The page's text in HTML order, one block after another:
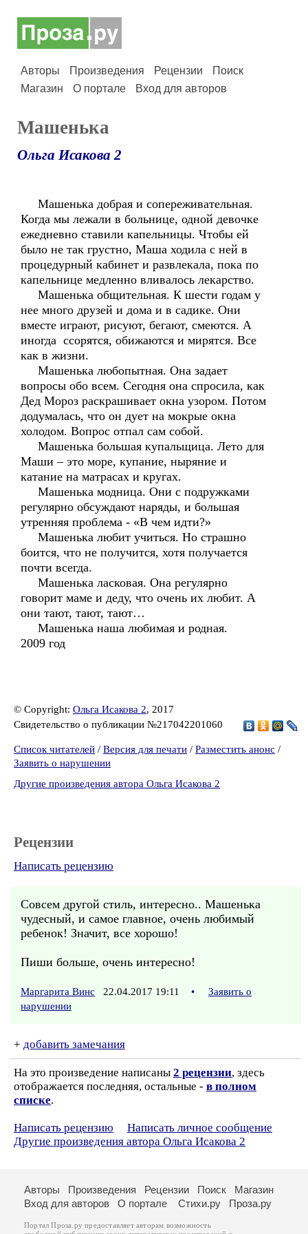
Авторы Произведения Рецензии
Поиск
Магазин
О портале Вход для авторов
Машенька
Ольга Исакова 2
Машенька добрая и сопереживательная.
Когда мы лежали в больнице, одной девочке
ежедневно ставили капельницы. Чтобы ей
было не так грустно, Маша ходила с ней в
процедурный кабинет и развлекала, пока по
капельнице медленно вливалось лекарство.
Машенька общительная. К шести годам у
нее много друзей и дома и в садике. Они
вместе играют, рисуют, бегают, смеются. А
иногда ссорятся, обижаются и мирятся. Все
как в жизни.
Машенька любопытная. Она задает
вопросы обо всем. Сегодня она спросила, как
Дед Мороз раскрашивает окна узором. Потом
додумалась, что он дует на мокрые окна
холодом. Вопрос отпал сам собой.
Машенька большая купальщица. Лето для
Маши – это море, купание, ныряние и
катание на матрасах и кругах.
Машенька модница. Они с подружками
регулярно обсуждают наряды, и большая
утренняя проблема - «В чем идти?»
Машенька любит учиться. Но страшно
боится, что не получится, хотя получается
почти всегда.
Машенька ласковая. Она регулярно
говорит маме и деду, что очень их любит. А
они тают, тают, тают…
Машенька наша любимая и родная.
2009 год
© Copyright: Ольга Исакова 2, 2017
Свидетельство о публикации №217042201060
Список читателей / Версия для печати / Разместить анонс /
Заявить о нарушении
Другие произведения автора Ольга Исакова 2
Рецензии
Написать рецензию
Совсем другой стиль, интересно.. Машенька
чудесный, и самое главное, очень любимый
ребенок! Значит, все хорошо!
Пиши больше, очень интересно!
Маргарита Винс 22.04.2017 19:11 •
Заявить о
нарушении
+ добавить замечания
На это произведение написаны 2 рецензии, здесь
отображается последняя, остальные - в полном
списке.
Написать рецензию
Написать личное сообщение
Другие произведения автора Ольга Исакова 2
Авторы Произведения Рецензии Поиск
Магазин
Вход для авторов
О портале Стихи.ру Проза.ру
Портал Проза.ру предоставляет авторам возможность